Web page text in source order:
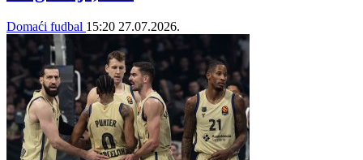
Domaći fudbal 15:20 27.07.2026.